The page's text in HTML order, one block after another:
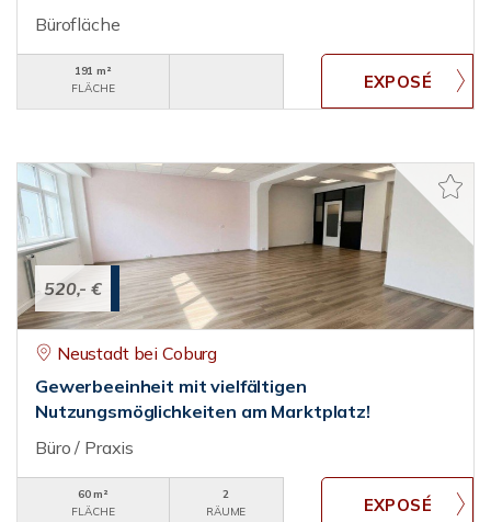
Bürofläche
191 m²
FLÄCHE
520,- €
Neustadt bei Coburg
Gewerbeeinheit mit vielfältigen
Nutzungsmöglichkeiten am Marktplatz!
Büro / Praxis
60 m²
FLÄCHE
2
RÄUME